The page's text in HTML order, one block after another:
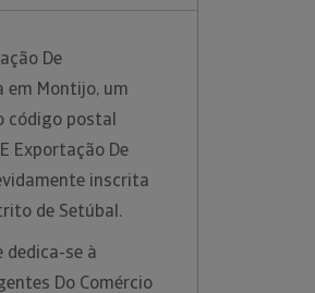
De
em Montijo, um
código postal
Exportação De
inscrita
de Setúbal.
dedica-se à
Do Comércio